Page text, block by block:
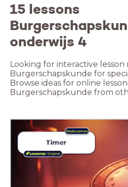
15 lessons
onderwijs 4
Looking for interactive lesson
Burgerschapskunde for
Browse ideas for online
Burgerschapskunde from